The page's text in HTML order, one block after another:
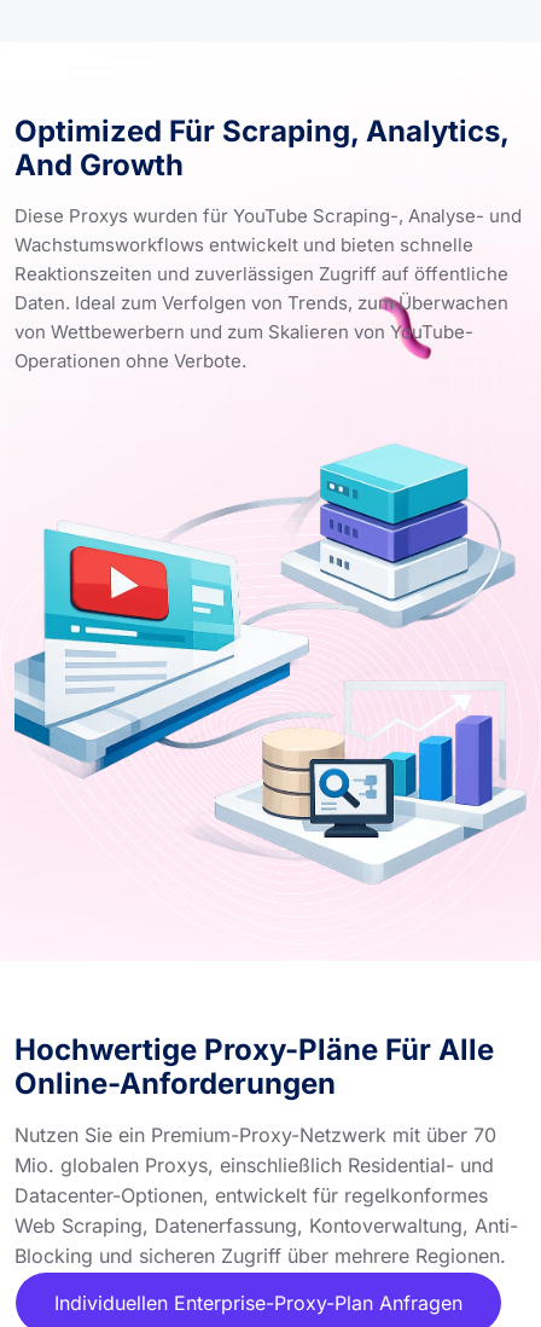
Optimized Für Scraping, Analytics,
And Growth
Diese Proxys wurden für YouTube Scraping-, Analyse- und
Wachstumsworkflows entwickelt und bieten schnelle
Reaktionszeiten und zuverlässigen Zugriff auf öffentliche
Daten. Ideal zum Verfolgen von Trends, zum Überwachen
von Wettbewerbern und zum Skalieren von YouTube-
Operationen ohne Verbote.
Hochwertige Proxy-Pläne Für Alle
Online-Anforderungen
Nutzen Sie ein Premium-Proxy-Netzwerk mit über 70
Mio. globalen Proxys, einschließlich Residential- und
Datacenter-Optionen, entwickelt für regelkonformes
Web Scraping, Datenerfassung, Kontoverwaltung, Anti-
Blocking und sicheren Zugriff über mehrere Regionen.
Individuellen Enterprise-Proxy-Plan Anfragen